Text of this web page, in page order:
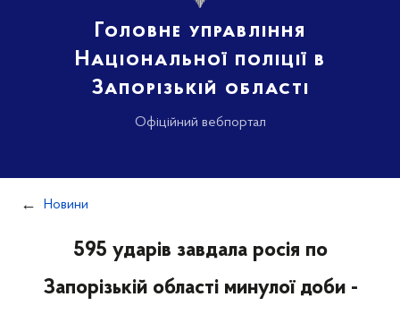
Головне управління
Національної поліції в
Запорізькій області
Офіційний вебпортал
Новини
595 ударів завдала росія по
Запорізькій області минулої доби -